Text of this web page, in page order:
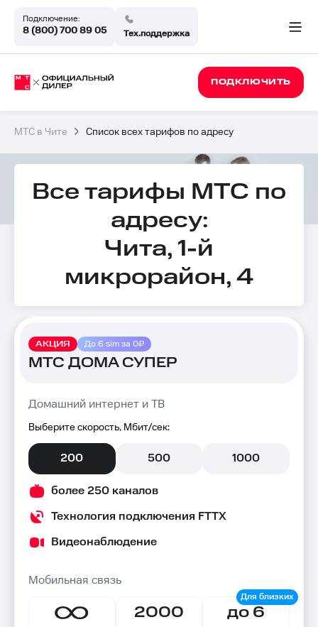
Подключение:
8 (800) 700 89 05 Тех.поддержка
ПОДКЛЮЧИТЬ
МТС в Чите Список всех тарифов по адресу
Все тарифы МТС по
адресу:
Чита, 1-й
микрорайон, 4
АКЦИЯ До 6 sim за 0₽
МТС ДОМА СУПЕР
Домашний интернет и ТВ
Выберите скорость, Мбит/сек:
200 500 1000
более 250 каналов
Технология подключения FTTX
Видеонаблюдение
Мобильная связь
2000 до 6